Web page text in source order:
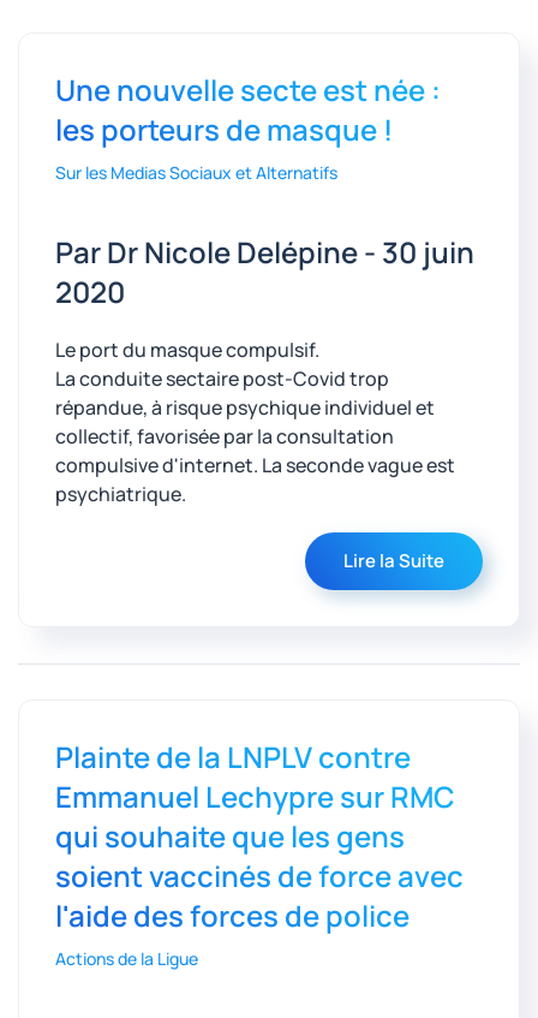
Une nouvelle secte est née :
les porteurs de masque !
Sur les Medias Sociaux et Alternatifs
Par Dr Nicole Delépine - 30 juin
2020
Le port du masque compulsif.
La conduite sectaire post-Covid trop
répandue, à risque psychique individuel et
collectif, favorisée par la consultation
compulsive d'internet. La seconde vague est
psychiatrique.
Lire la Suite
Plainte de la LNPLV contre
Emmanuel Lechypre sur RMC
qui souhaite que les gens
soient vaccinés de force avec
l'aide des forces de police
Actions de la Ligue